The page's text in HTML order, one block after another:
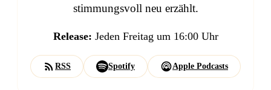
stimmungsvoll neu erzählt.
Release: Jeden Freitag um 16:00 Uhr
RSS Spotify Apple Podcasts